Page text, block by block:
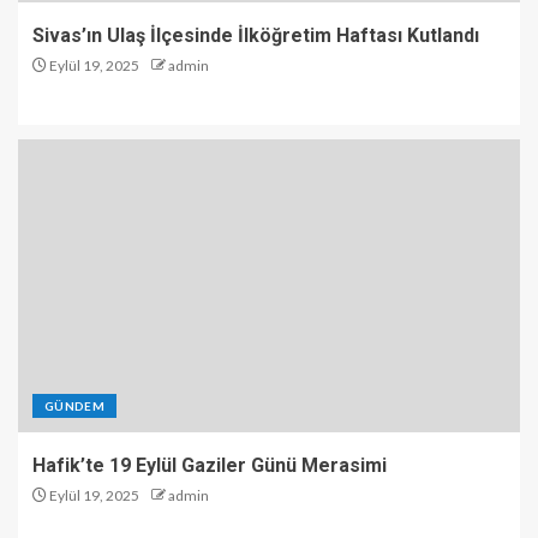
Sivas’ın Ulaş İlçesinde İlköğretim Haftası Kutlandı
Eylül 19, 2025 admin
GÜNDEM
Hafik’te 19 Eylül Gaziler Günü Merasimi
Eylül 19, 2025 admin